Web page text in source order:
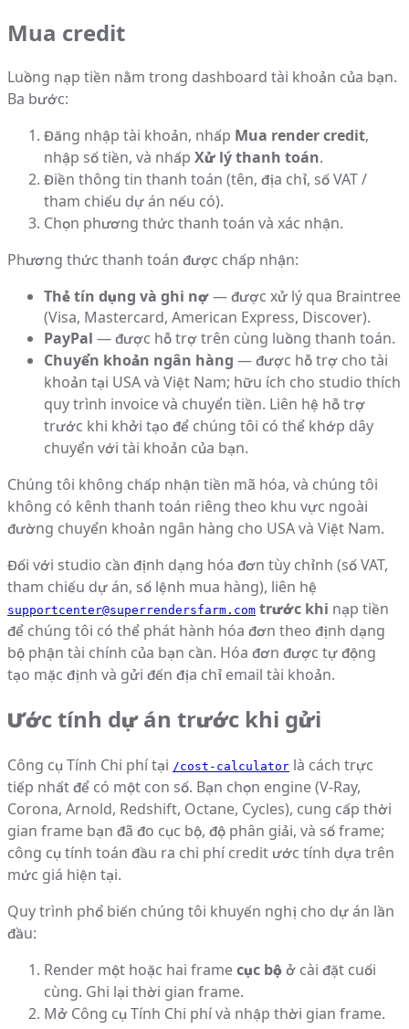
Mua credit
Luồng nạp tiền nằm trong dashboard tài khoản của bạn.
Ba bước:
Đăng nhập tài khoản, nhấp Mua render credit,
nhập số tiền, và nhấp Xử lý thanh toán.
Điền thông tin thanh toán (tên, địa chỉ, số VAT /
tham chiếu dự án nếu có).
Chọn phương thức thanh toán và xác nhận.
Phương thức thanh toán được chấp nhận:
Thẻ tín dụng và ghi nợ— được xử lý qua Braintree
(Visa, Mastercard, American Express, Discover).
PayPal — được hỗ trợ trên cùng luồng thanh toán.
Chuyển khoản ngân hàng — được hỗ trợ cho tài
khoản tại USA và Việt Nam; hữu ích cho studio thích
quy trình invoice và chuyển tiền. Liên hệ hỗ trợ
trước khi khởi tạo để chúng tôi có thể khớp dây
chuyển với tài khoản của bạn.
Chúng tôi không chấp nhận tiền mã hóa, và chúng tôi
không có kênh thanh toán riêng theo khu vực ngoài
đường chuyển khoản ngân hàng cho USA và Việt Nam.
Đối với studio cần định dạng hóa đơn tùy chỉnh (số VAT,
tham chiếu dự án, số lệnh mua hàng), liên hệ
supportcenter@superrendersfarm.com trước khi nạp tiền
để chúng tôi có thể phát hành hóa đơn theo định dạng
bộ phận tài chính của bạn cần. Hóa đơn được tự động
tạo mặc định và gửi đến địa chỉ email tài khoản.
Ước tính dự án trước khi gửi
Công cụ Tính Chi phí tại /cost-calculator là cách trực
tiếp nhất để có một con số. Bạn chọn engine (V-Ray,
Corona, Arnold, Redshift, Octane, Cycles), cung cấp thời
gian frame bạn đã đo cục bộ, độ phân giải, và số frame;
công cụ tính toán đầu ra chi phí credit ước tính dựa trên
mức giá hiện tại.
Quy trình phổ biến chúng tôi khuyến nghị cho dự án lần
đầu:
Render một hoặc hai framecục bộở cài đặt cuối
cùng. Ghi lại thời gian frame.
Mở Công cụ Tính Chi phí và nhập thời gian frame.